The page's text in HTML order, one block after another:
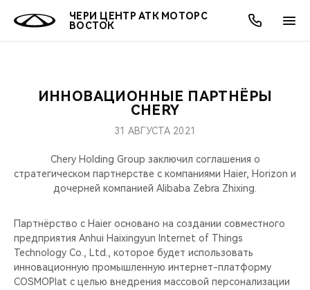
ЧЕРИ ЦЕНТР АТК МОТОРС
ВОСТОК
МОДЕЛИ
КРОССОВЕРЫ
СЕДАНЫ
НОВИНКИ
ПОКУПАТЕЛЯМ
КРЕДИТ И СТРАХОВАНИЕ
ВЛАДЕЛЬЦАМ
ЗАПЧАСТИ И АКСЕССУАРЫ
CHERY CONNECT
МИР CHERY
О БРЕНДЕ
ЛЮДИ CHERY
БЛАГОТВОРИТЕЛЬНОСТЬ
АКЦИИ
ОНЛАЙН СЕРВИСЫ
КРЕДИТ
О КОМПАНИИ
МЫ В СОЦСЕТЯХ
ИННОВАЦИОННЫЕ ПАРТНЁРЫ
CHERY
31 АВГУСТА 2021
Chery Holding Group заключил соглашения о
стратегическом партнерстве с компаниями Haier, Horizon и
дочерней компанией Alibaba Zebra Zhixing.
Партнёрство с Haier основано на создании совместного
предприятия Anhui Haixingyun Internet of Things
Technology Co., Ltd., которое будет использовать
инновационную промышленную интернет-платформу
COSMOPlat с целью внедрения массовой персонализации